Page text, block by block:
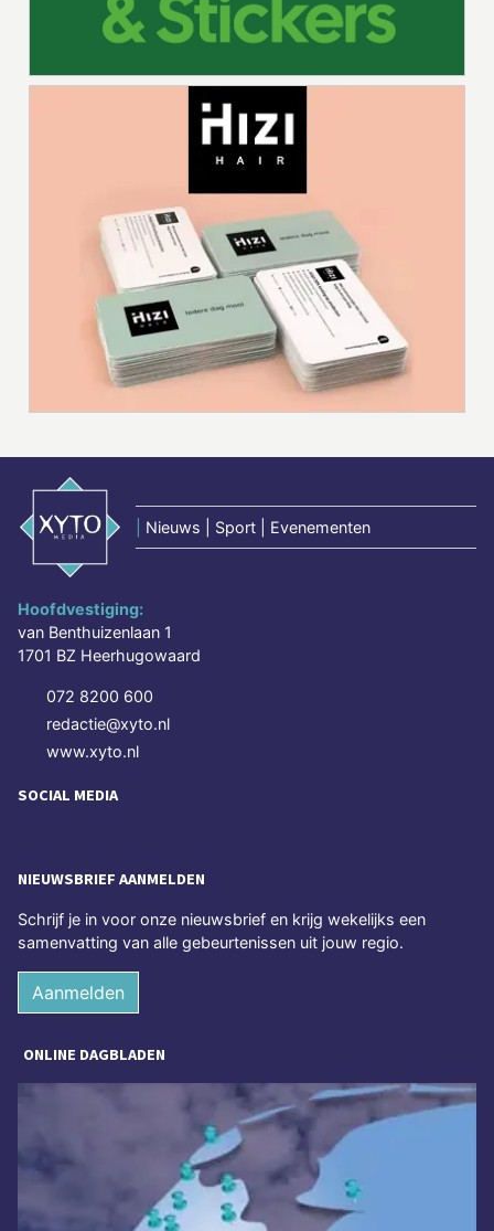
Nieuws | Sport | Evenementen
Hoofdvestiging:
van Benthuizenlaan 1
1701 BZ Heerhugowaard
072 8200 600
redactie@xyto.nl
www.xyto.nl
SOCIAL MEDIA
NIEUWSBRIEF AANMELDEN
Schrijf je in voor onze nieuwsbrief en krijg wekelijks een
samenvatting van alle gebeurtenissen uit jouw regio.
Aanmelden
ONLINE DAGBLADEN